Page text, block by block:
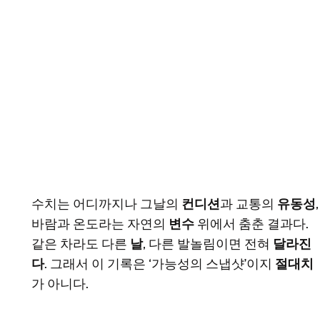
수치는 어디까지나 그날의 컨디션과 교통의 유동성,
바람과 온도라는 자연의 변수 위에서 춤춘 결과다.
같은 차라도 다른 날, 다른 발놀림이면 전혀 달라진
다. 그래서 이 기록은 ‘가능성의 스냅샷’이지 절대치
가 아니다.